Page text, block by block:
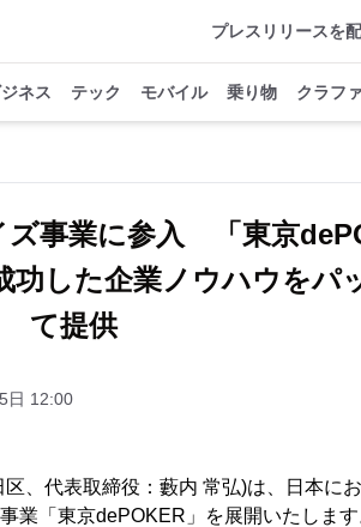
プレスリリースを
ネス テック モバイル 乗り物 クラフ
事業に参入 「東京
した企業ノウハウをパ
て提供
日 12:00
、代表取締役：藪内 常弘)は、日本に
業「東京dePOKER」を展開いたしま